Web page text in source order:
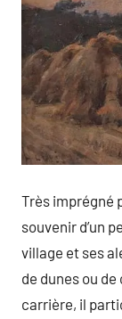
Très imprégné
souvenir d’un
village et ses
de dunes ou
carrière, il